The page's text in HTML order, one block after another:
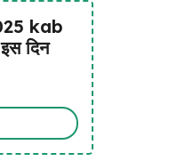
kab
दिन